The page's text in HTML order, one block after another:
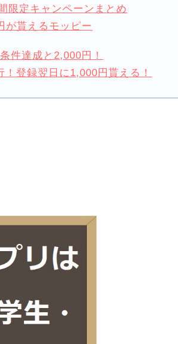
限定キャンペーンまとめ
が貰えるモッピー
件達成と2,000円！
登録翌日に1,000円貰える！